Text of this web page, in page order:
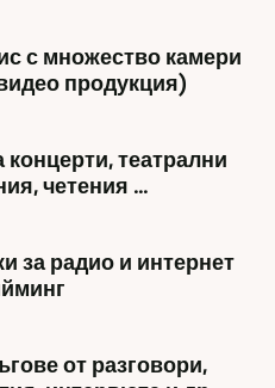
с множество камери
продукция)
und
Multimedia
една
от
които
театрални
четения ...
на
театрални
четения
за радио и интернет
в
от разговори,